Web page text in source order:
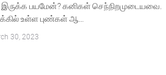
பயமேன்? கனிகள் செந்நிறமுடையவை.
உள்ள புண்கள் ஆ…
30, 2023